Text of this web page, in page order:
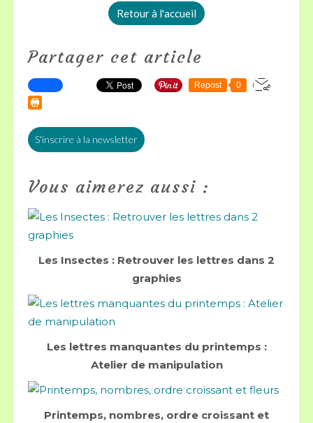
Retour à l'accueil
Partager cet article
Repost 0
S'inscrire à la newsletter
Vous aimerez aussi :
Les Insectes : Retrouver les lettres dans 2
graphies
Les lettres manquantes du printemps :
Atelier de manipulation
Printemps, nombres, ordre croissant et